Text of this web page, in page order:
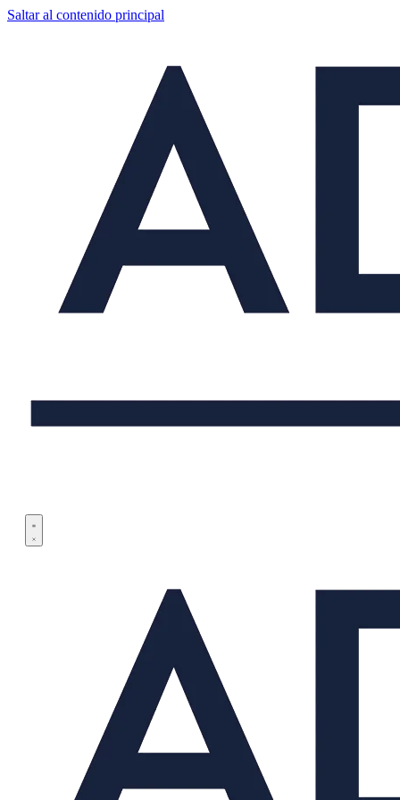
Saltar al contenido principal